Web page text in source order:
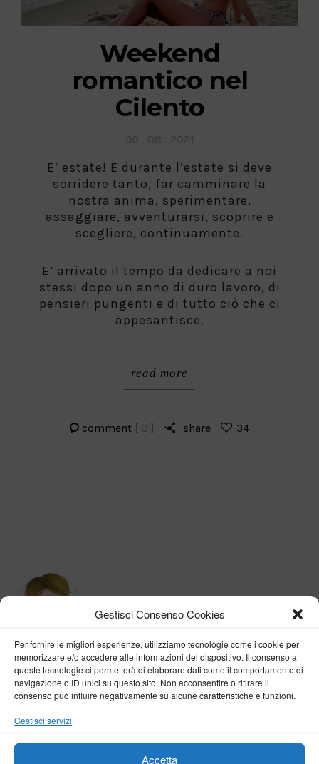
Gestisci Consenso Cookies
Per fornire le migliori esperienze, utilizziamo tecnologie come i cookie per
memorizzare e/o accedere alle informazioni del dispositivo. Il consenso a
queste tecnologie ci permetterà di elaborare dati come il comportamento di
navigazione o ID unici su questo sito. Non acconsentire o ritirare il
consenso può influire negativamente su alcune caratteristiche e funzioni.
Gestisci servizi
Accetta
Weekend
romantico nel
Cilento
E’ estate! E durante l’estate si deve
sorridere tanto, far camminare la
nostra anima, sperimentare,
assaggiare, avventurarsi, scoprire e
scegliere, continuamente.
E’ arrivato il tempo da dedicare a noi
stessi dopo un anno di duro lavoro, di
pensieri pungenti e di tutto ciò che ci
appesantisce.
read more
comment [ 0 ] share 34
BY VERONICA D'ONOFRIO